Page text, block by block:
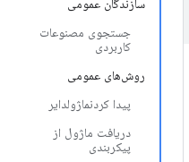
سازندگان عمومی
جستجوی مصنوعات
کاربردی
روش‌های عمومی
پیدا کردنماژولدایر
دریافت ماژول از
پیکربندی